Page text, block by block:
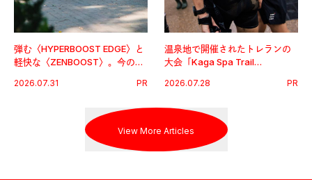
弾む〈HYPERBOOST EDGE〉と
軽快な〈ZENBOOST〉。今の時
出した新機軸。
2026.07.31 PR
温泉地で開催されたトレランの
大会「Kaga Spa Trail
戦を夢見るランナーたちの奮闘
2026.07.28 PR
View More Articles